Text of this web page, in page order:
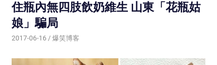
住瓶內無四肢飲奶維生 山東「花瓶姑
娘」騙局
2017-06-16 爆笑博客